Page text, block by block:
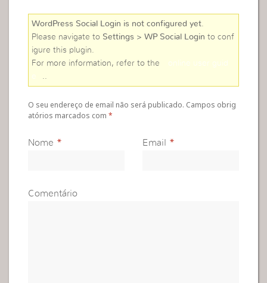
WordPress Social Login is not configured yet
Please navigate to Settings > WP Social Login to conf
igure this plugin.
For more information, refer to the
online user guid
e
O seu endereço de email não será publicado. Campos obrig
atórios marcados com*
Nome * Email *
Comentário